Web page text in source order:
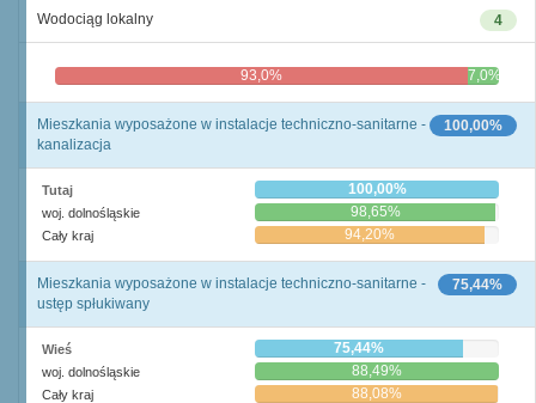
4
Wodociąg lokalny
93,0% 7,0%
100,00%
Mieszkania wyposażone w instalacje techniczno-sanitarne -
kanalizacja
Tutaj 100,00%
woj. dolnośląskie 98,65%
Cały kraj 94,20%
75,44%
Mieszkania wyposażone w instalacje techniczno-sanitarne -
ustęp spłukiwany
Wieś 75,44%
woj. dolnośląskie 88,49%
Cały kraj 88,08%